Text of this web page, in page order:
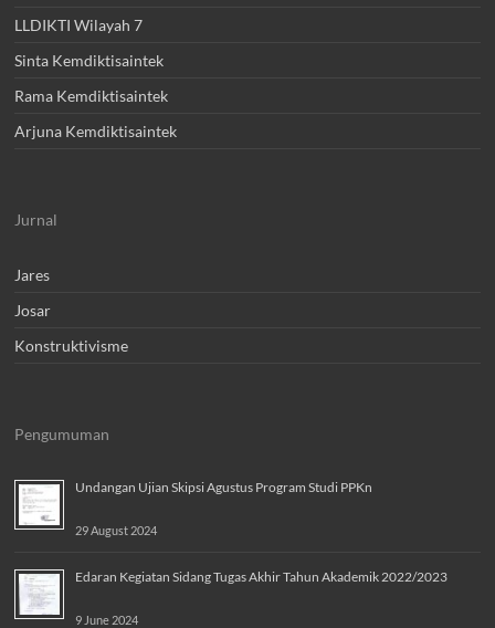
LLDIKTI Wilayah 7
Sinta Kemdiktisaintek
Rama Kemdiktisaintek
Arjuna Kemdiktisaintek
Jurnal
Jares
Josar
Konstruktivisme
Pengumuman
Undangan Ujian Skipsi Agustus Program Studi PPKn
29 August 2024
Edaran Kegiatan Sidang Tugas Akhir Tahun Akademik 2022/2023
9 June 2024